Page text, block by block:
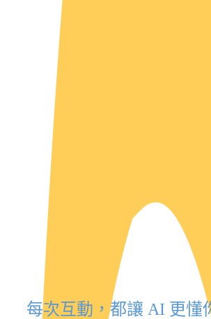
每次互動，都讓 AI 更懂